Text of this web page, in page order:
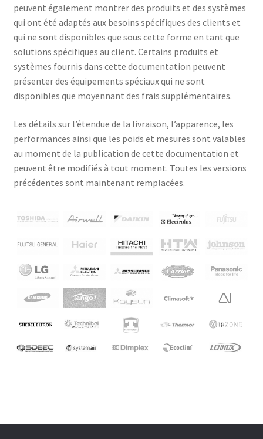
peuvent également montrer des produits et des systèmes
qui ont été adaptés aux besoins spécifiques des clients et
qui ne sont disponibles que sous cette forme en tant que
solutions spécifiques au client. Certains produits et
systèmes fournis dans cette documentation peuvent
présenter des équipements spéciaux qui ne sont
disponibles que moyennant des frais supplémentaires.
Les détails sur l’étendue de la livraison, l’apparence, les
performances ainsi que les poids et mesures sont valables
au moment de la publication de cette documentation et
peuvent être modifiés à tout moment. Toutes les versions
précédentes sont maintenant remplacées.